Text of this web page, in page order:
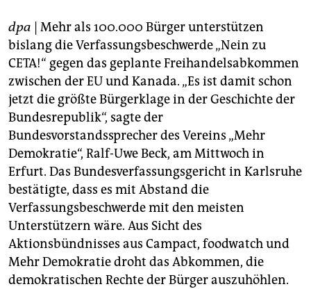
veranstaltungen
shop
fragen & hilfe
unterstützen
abo
genossenschaft
epaper login
dpa | Mehr als 100.000 Bürger unterstützen
bislang die Verfassungsbeschwerde „Nein zu
CETA!“ gegen das geplante Freihandelsabkommen
zwischen der EU und Kanada. „Es ist damit schon
jetzt die größte Bürgerklage in der Geschichte der
Bundesrepublik“, sagte der
Bundesvorstandssprecher des Vereins „Mehr
Demokratie“, Ralf-Uwe Beck, am Mittwoch in
Erfurt. Das Bundesverfassungsgericht in Karlsruhe
bestätigte, dass es mit Abstand die
Verfassungsbeschwerde mit den meisten
Unterstützern wäre. Aus Sicht des
Aktionsbündnisses aus Campact, foodwatch und
Mehr Demokratie droht das Abkommen, die
demokratischen Rechte der Bürger auszuhöhlen.